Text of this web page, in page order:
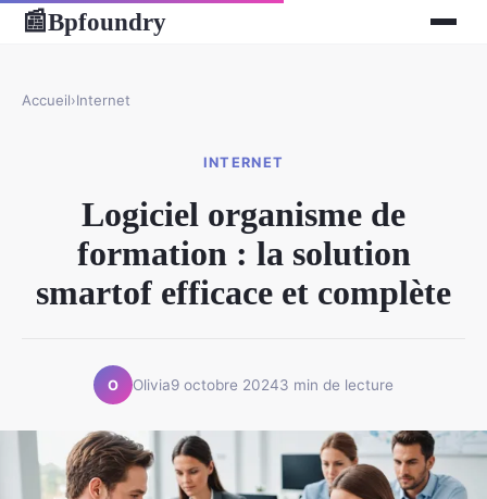
📰Bpfoundry
Accueil›Internet
INTERNET
Logiciel organisme de
formation : la solution
smartof efficace et complète
O Olivia9 octobre 20243 min de lecture